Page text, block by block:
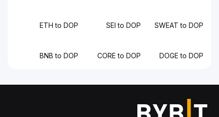
SWEAT to DOP
SEI to DOP
ETH to DOP
DOGE to DOP
CORE to DOP
BNB to DOP